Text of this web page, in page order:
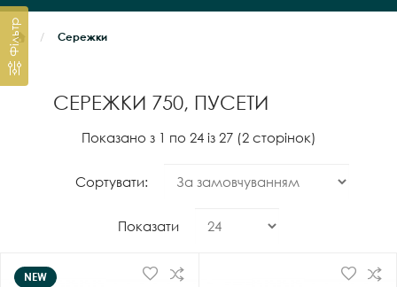
Сережки
СЕРЕЖКИ 750, ПУСЕТИ
Фільтр
Показано з 1 по 24 із 27 (2 сторінок)
Сортувати:
Показати
NEW